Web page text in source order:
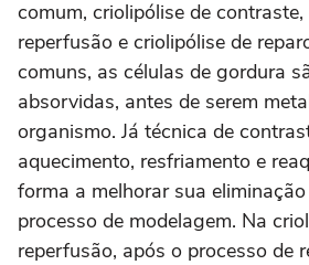
comum, criolipólise de
reperfusão e criolipólise de
comuns, as células de gordura
absorvidas, antes de serem
organismo. Já técnica de
aquecimento, resfriamento e
forma a melhorar sua
processo de modelagem. Na
reperfusão, após o processo de